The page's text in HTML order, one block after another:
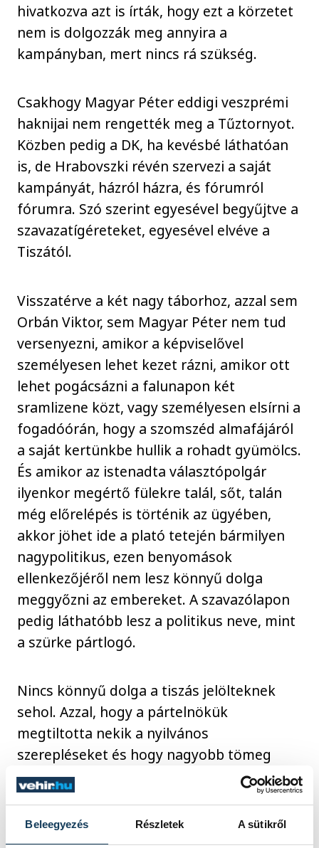
Beleegyezés Részletek A sütikről
hivatkozva azt is írták, hogy ezt a körzetet
nem is dolgozzák meg annyira a
kampányban, mert nincs rá szükség.
Csakhogy Magyar Péter eddigi veszprémi
haknijai nem rengették meg a Tűztornyot.
Közben pedig a DK, ha kevésbé láthatóan
is, de Hrabovszki révén szervezi a saját
kampányát, házról házra, és fórumról
fórumra. Szó szerint egyesével begyűjtve a
szavazatígéreteket, egyesével elvéve a
Tiszától.
Visszatérve a két nagy táborhoz, azzal sem
Orbán Viktor, sem Magyar Péter nem tud
versenyezni, amikor a képviselővel
személyesen lehet kezet rázni, amikor ott
lehet pogácsázni a falunapon két
sramlizene közt, vagy személyesen elsírni a
fogadóórán, hogy a szomszéd almafájáról
a saját kertünkbe hullik a rohadt gyümölcs.
És amikor az istenadta választópolgár
ilyenkor megértő fülekre talál, sőt, talán
még előrelépés is történik az ügyében,
akkor jöhet ide a plató tetején bármilyen
nagypolitikus, ezen benyomások
ellenkezőjéről nem lesz könnyű dolga
meggyőzni az embereket. A szavazólapon
pedig láthatóbb lesz a politikus neve, mint
a szürke pártlogó.
Nincs könnyű dolga a tiszás jelölteknek
sehol. Azzal, hogy a pártelnökük
megtiltotta nekik a nyilvános
szerepléseket és hogy nagyobb tömeg
előtt kinyissák a szájukat – az előre felvett
Facebook videók nem tartoznak ebbe a
kategóriába – még nehezebb helyzetbe
hozta őket a helyben beágyazott fideszes